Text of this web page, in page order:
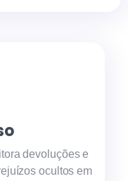
devoluções e
ocultos em